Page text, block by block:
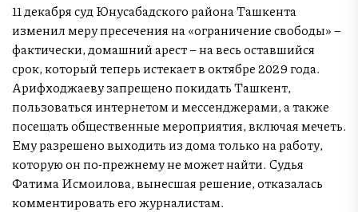
11 декабря суд Юнусабадского района Ташкента
изменил меру пресечения на «ограничение свободы» –
фактически, домашний арест – на весь оставшийся
срок, который теперь истекает в октябре 2029 года.
Арифходжаеву запрещено покидать Ташкент,
пользоваться интернетом и мессенджерами, а также
посещать общественные мероприятия, включая мечеть.
Ему разрешено выходить из дома только на работу,
которую он по-прежнему не может найти. Судья
Фатима Исмоилова, вынесшая решение, отказалась
комментировать его журналистам.